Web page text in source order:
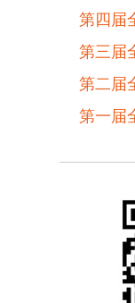
第四届
第三届
第二届
第一届